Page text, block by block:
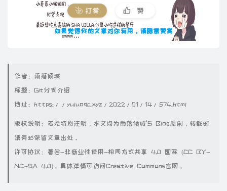
打赏 赞
如果觉得我的文章对你有用，请随意赞赏
作者： 雨落倾城
标题： Git分支介绍
地址： https://yuluoqc.xyz/2022/01/14/574.html
版权说明：若无特别注明，本文均为雨落倾城'S Blog 原创，转载时
请务必保留文章出处。
许可协议：署名-非商业性使用-相同方式共享 4.0 国际 (CC BY-
NC-SA 4.0)。具体详情可访问Creative Commons官网